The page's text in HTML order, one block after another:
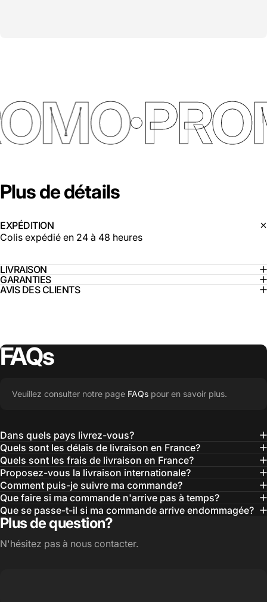
Plusdedétails
EXPÉDITION
Colis expédié en 24 à 48 heures
LIVRAISON
GARANTIES
AVIS DES CLIENTS
FAQs
Veuillez consulter notre page FAQs pour en savoir plus.
Dans quels pays livrez-vous?
Quels sont les délais de livraison en France?
Quels sont les frais de livraison en France?
Proposez-vous la livraison internationale?
Comment puis-je suivre ma commande?
Que faire si ma commande n'arrive pas à temps?
Que se passe-t-il si ma commande arrive endommagée?
Plus de question?
N'hésitez pas à nous contacter.